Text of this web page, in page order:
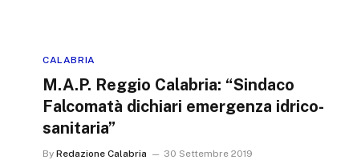
CALABRIA
M.A.P. Reggio Calabria: “Sindaco
Falcomatà dichiari emergenza idrico-
sanitaria”
By Redazione Calabria 30 Settembre 2019